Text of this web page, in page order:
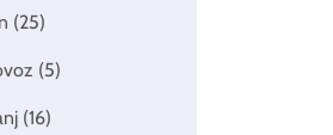
(25)
(5)
(16)